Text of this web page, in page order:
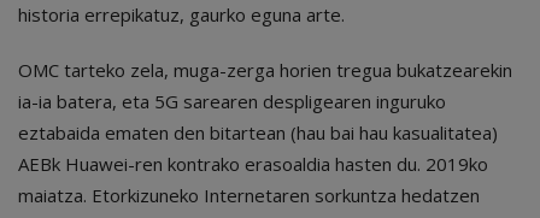
historia errepikatuz, gaurko eguna arte.
OMC tarteko zela, muga-zerga horien tregua bukatzearekin
ia-ia batera, eta 5G sarearen despligearen inguruko
eztabaida ematen den bitartean (hau bai hau kasualitatea)
AEBk Huawei-ren kontrako erasoaldia hasten du. 2019ko
maiatza. Etorkizuneko Internetaren sorkuntza hedatzen